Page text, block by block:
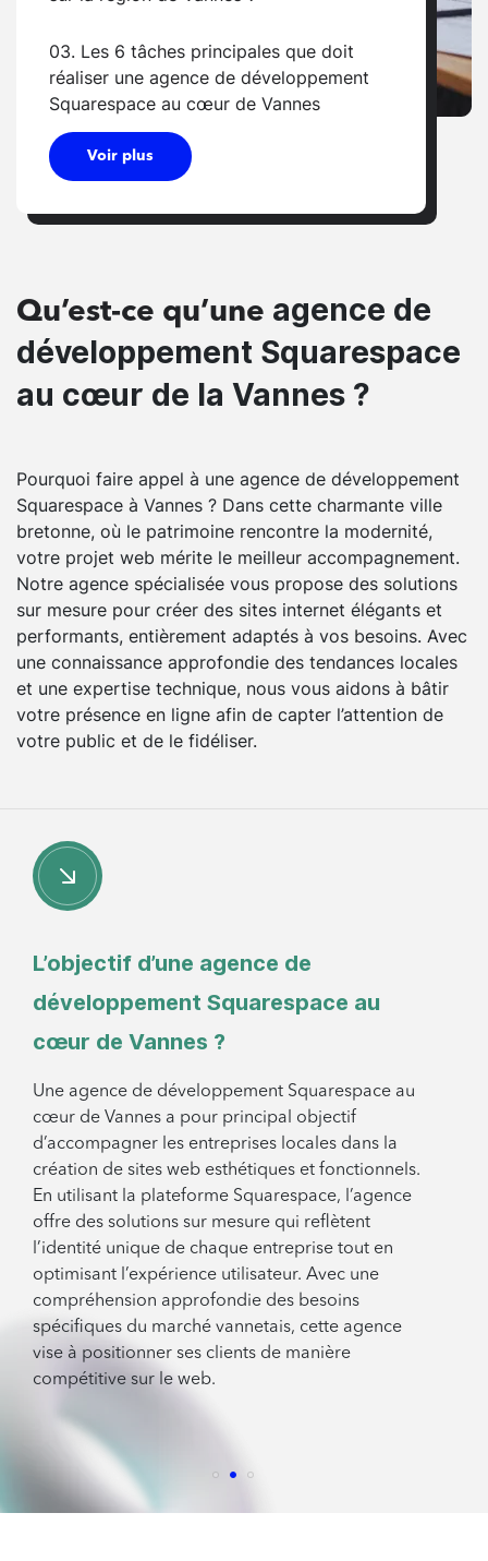
03. Les 6 tâches principales que doit
réaliser une agence de développement
Squarespace au cœur de Vannes
Voir plus
Qu’est-ce qu’une agence de
développement Squarespace
au cœur de la Vannes ?
Pourquoi faire appel à une agence de développement
Squarespace à Vannes ? Dans cette charmante ville
bretonne, où le patrimoine rencontre la modernité,
votre projet web mérite le meilleur accompagnement.
Notre agence spécialisée vous propose des solutions
sur mesure pour créer des sites internet élégants et
performants, entièrement adaptés à vos besoins. Avec
une connaissance approfondie des tendances locales
et une expertise technique, nous vous aidons à bâtir
votre présence en ligne afin de capter l’attention de
votre public et de le fidéliser.
L’objectif d’une agence de
développement Squarespace au
cœur de Vannes ?
Une agence de développement Squarespace au
cœur de Vannes a pour principal objectif
d’accompagner les entreprises locales dans la
création de sites web esthétiques et fonctionnels.
En utilisant la plateforme Squarespace, l’agence
offre des solutions sur mesure qui reflètent
l’identité unique de chaque entreprise tout en
optimisant l’expérience utilisateur. Avec une
compréhension approfondie des besoins
spécifiques du marché vannetais, cette agence
vise à positionner ses clients de manière
compétitive sur le web.